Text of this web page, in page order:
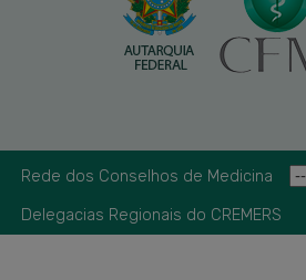
Rede dos Conselhos de Medicina
Delegacias Regionais do CREMERS